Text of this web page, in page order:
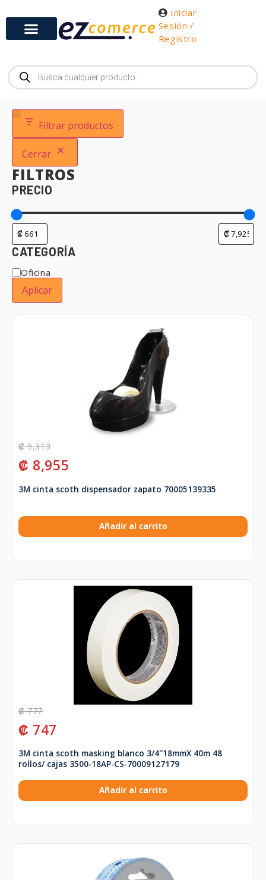
Iniciar
Sesión /
Registro
Filtrar productos
Cerrar
FILTROS
PRECIO
CATEGORÍA
Oficina
Aplicar
₡9,313
₡ 8,955
3M cinta scoth dispensador zapato 70005139335
Añadir al carrito
₡777
₡ 747
3M cinta scoth masking blanco 3/4″18mmX 40m 48
rollos/ cajas 3500-18AP-CS-70009127179
Añadir al carrito